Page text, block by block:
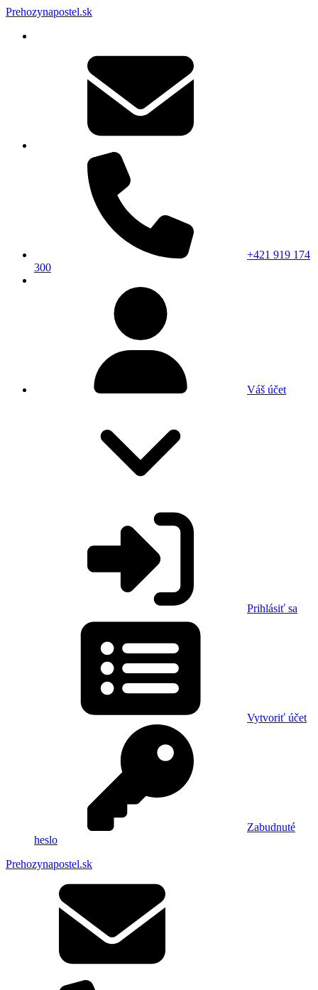
Prehozynapostel.sk
+421 919 174
300
Váš účet
Prihlásiť sa
Vytvoriť účet
Zabudnuté
heslo
Prehozynapostel.sk